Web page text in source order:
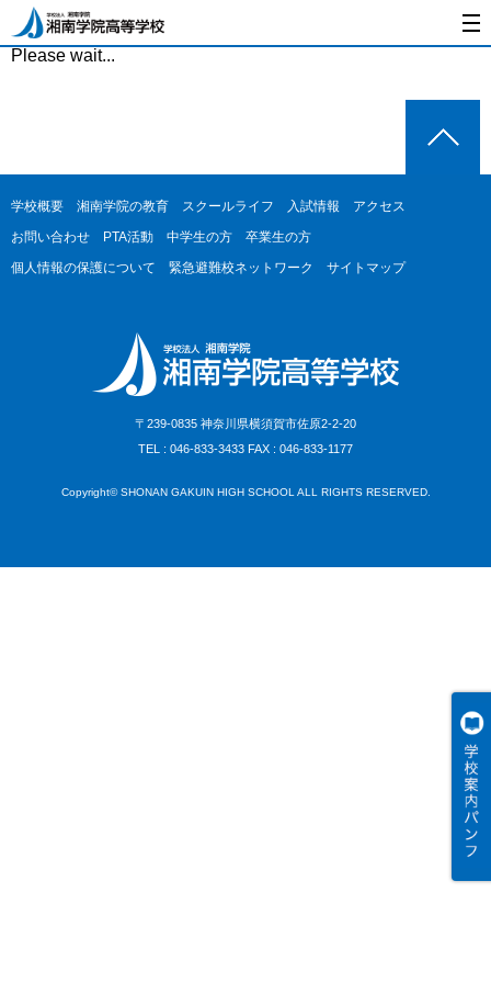
Please wait...
学校概要 湘南学院の教育 スクールライフ 入試情報
アクセス
お問い合わせ
PTA活動 中学生の方
卒業生の方
個人情報の保護について
緊急避難校ネットワーク サイトマップ
〒239-0835 神奈川県横須賀市佐原2-2-20
TEL : 046-833-3433 FAX : 046-833-1177
Copyright© SHONAN GAKUIN HIGH SCHOOL ALL RIGHTS RESERVED.